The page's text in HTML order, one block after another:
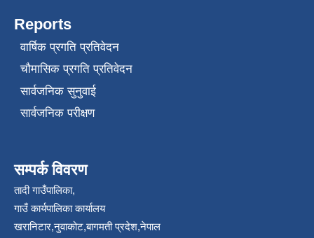
Reports
वार्षिक प्रगति प्रतिवेदन
चौमासिक प्रगति प्रतिवेदन
सार्वजनिक सुनुवाई
सार्वजनिक परीक्षण
सम्पर्क विवरण
तादी गाउँपालिका,
गाउँ कार्यपालिका कार्यालय
खरानिटार,नुवाकोट,बागमती प्रदेश,नेपाल